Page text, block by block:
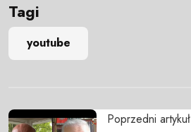
Tagi
youtube
Poprzedni artykuł